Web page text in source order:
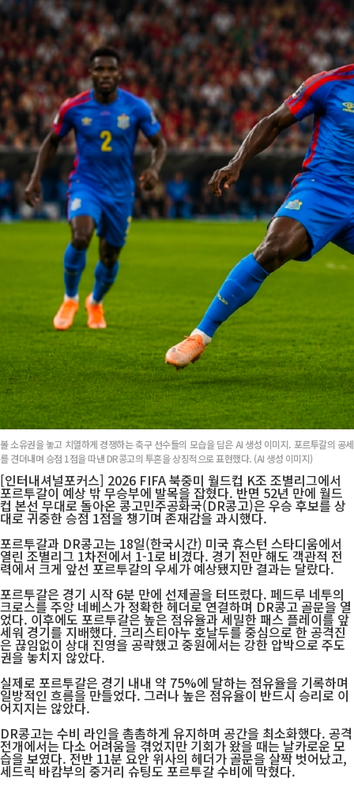
볼 소유권을 놓고 치열하게 경쟁하는 축구 선수들의 모습을 담은 AI 생성 이미지. 포르투갈의 공세
를 견뎌내며 승점 1점을 따낸 DR콩고의 투혼을 상징적으로 표현했다. (AI 생성 이미지)
[인터내셔널포커스] 2026 FIFA 북중미 월드컵 K조 조별리그에서
포르투갈이 예상 밖 무승부에 발목을 잡혔다. 반면 52년 만에 월드
컵 본선 무대로 돌아온 콩고민주공화국(DR콩고)은 우승 후보를 상
대로 귀중한 승점 1점을 챙기며 존재감을 과시했다.
포르투갈과 DR콩고는 18일(한국시간) 미국 휴스턴 스타디움에서
열린 조별리그 1차전에서 1-1로 비겼다. 경기 전만 해도 객관적 전
력에서 크게 앞선 포르투갈의 우세가 예상됐지만 결과는 달랐다.
포르투갈은 경기 시작 6분 만에 선제골을 터뜨렸다. 페드루 네투의
크로스를 주앙 네베스가 정확한 헤더로 연결하며 DR콩고 골문을 열
었다. 이후에도 포르투갈은 높은 점유율과 세밀한 패스 플레이를 앞
세워 경기를 지배했다. 크리스티아누 호날두를 중심으로 한 공격진
은 끊임없이 상대 진영을 공략했고 중원에서는 강한 압박으로 주도
권을 놓치지 않았다.
실제로 포르투갈은 경기 내내 약 75%에 달하는 점유율을 기록하며
일방적인 흐름을 만들었다. 그러나 높은 점유율이 반드시 승리로 이
어지지는 않았다.
DR콩고는 수비 라인을 촘촘하게 유지하며 공간을 최소화했다. 공격
전개에서는 다소 어려움을 겪었지만 기회가 왔을 때는 날카로운 모
습을 보였다. 전반 11분 요안 위사의 헤더가 골문을 살짝 벗어났고,
세드릭 바캄부의 중거리 슈팅도 포르투갈 수비에 막혔다.